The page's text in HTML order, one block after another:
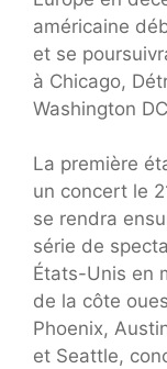
américaine
et se
à Chicago,
Washington
La première
un concert le
se rendra
série de
États-Unis en
de la côte
Phoenix,
et Seattle,